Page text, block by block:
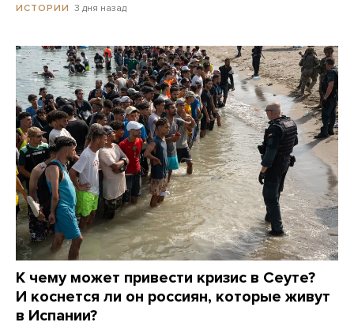
ИСТОРИИ 3 дня назад
К чему может привести кризис в Сеуте?
И коснется ли он россиян, которые живут
в Испании?